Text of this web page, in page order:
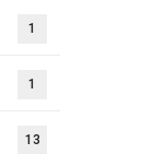
1
1
13